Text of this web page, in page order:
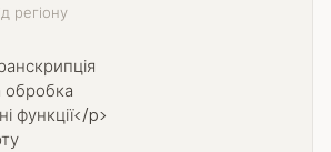
регіону
обробка
функції</p>